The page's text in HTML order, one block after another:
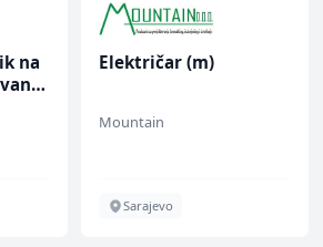
na
Električar (m)
Mountain
Sarajevo